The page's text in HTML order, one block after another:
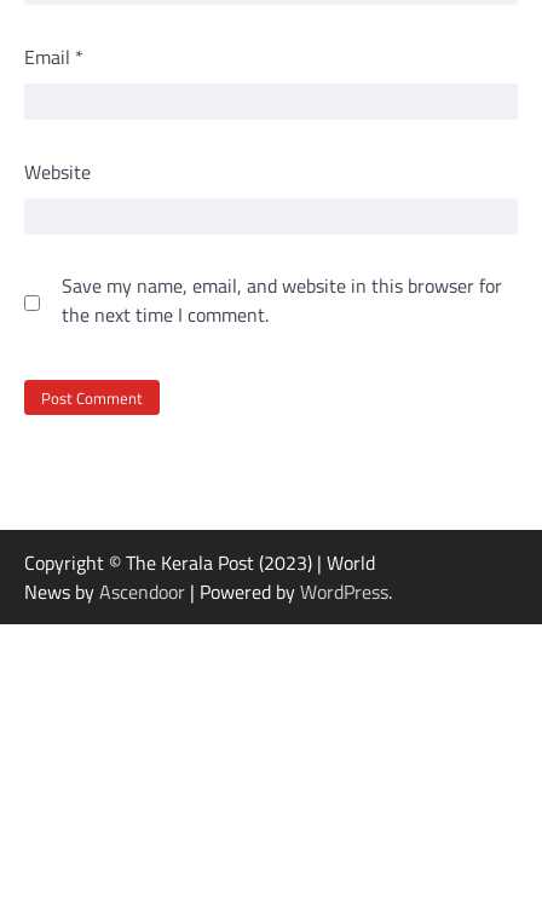
Email *
Website
Save my name, email, and website in this browser for
the next time I comment.
Copyright © The Kerala Post (2023) | World
News byAscendoor | Powered byWordPress.